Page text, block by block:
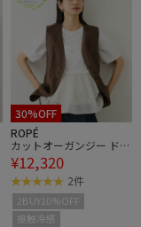
30%OFF
ROPÉ
カットオーガンジー ドッ
キングペプラムカットソ
ー/接触冷感・汗染み防
止加工・吸水速乾・イー
ジーケア
¥12,320
2件
2BUY10%OFF
接触冷感